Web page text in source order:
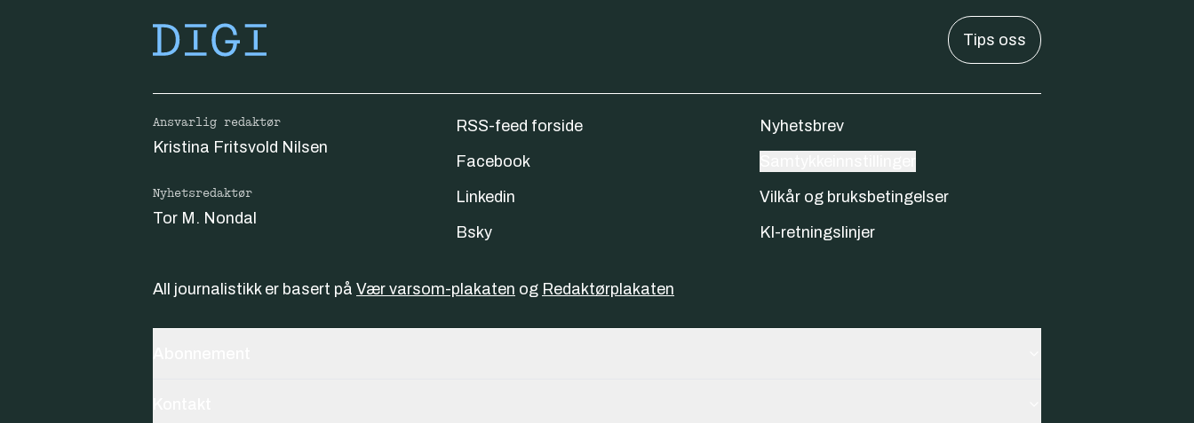
Tips oss
Ansvarlig redaktør
Kristina Fritsvold Nilsen
Nyhetsredaktør
Tor M. Nondal
RSS-feed forside
Facebook
Linkedin
Bsky
Nyhetsbrev
Vilkår og bruksbetingelser
KI-retningslinjer
All journalistikk er basert på Vær varsom-plakaten og Redaktørplakaten